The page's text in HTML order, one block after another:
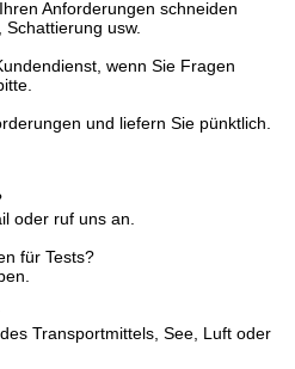
Anforderungen schneiden
usw.
wenn Sie Fragen
und liefern Sie pünktlich.
oder ruf uns an.
für Tests?
Transportmittels, See, Luft oder